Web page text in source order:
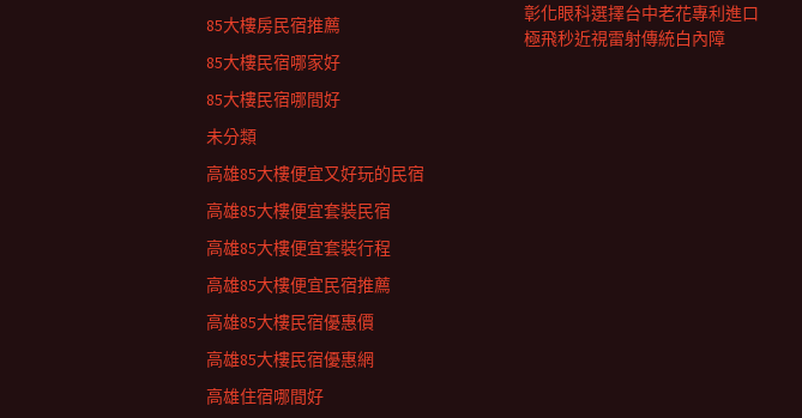
彰化眼科選擇台中老花專利進口
極飛秒近視雷射傳統白內障
85大樓房民宿推薦
85大樓民宿哪家好
85大樓民宿哪間好
未分類
高雄85大樓便宜又好玩的民宿
高雄85大樓便宜套裝民宿
高雄85大樓便宜套裝行程
高雄85大樓便宜民宿推薦
高雄85大樓民宿優惠價
高雄85大樓民宿優惠網
高雄住宿哪間好